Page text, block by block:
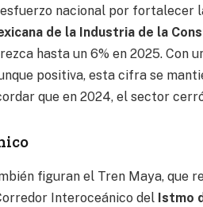
nacional por fortalecer
de la Industria de la
hasta un 6% en 2025. Con
positiva, esta cifra se
que en 2024, el sector
figuran el Tren Maya, que
Interoceánico del Istmo